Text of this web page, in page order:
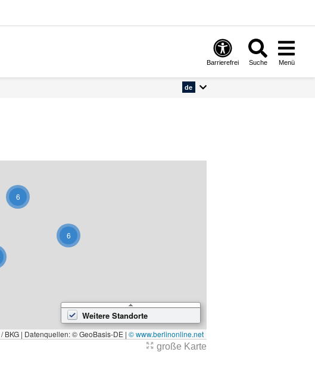
Barrierefrei Suche Menü
de
6
6
Weitere Standorte
/ BKG | Datenquellen: © GeoBasis-DE | © www.berlinonline.net
große Karte